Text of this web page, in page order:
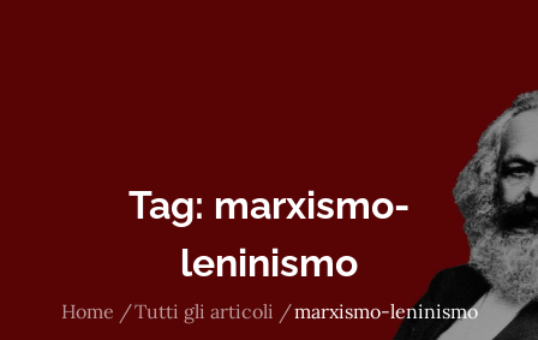
Tag: marxismo-
leninismo
Home Tutti gli articoli marxismo-leninismo